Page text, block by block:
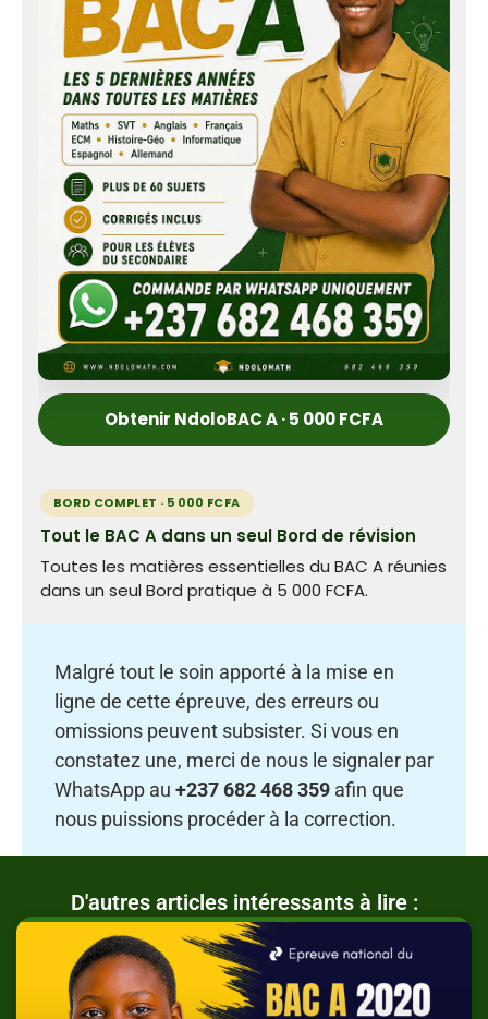
Obtenir NdoloBAC A · 5 000 FCFA
BORD COMPLET · 5 000 FCFA
Tout le BAC A dans un seul Bord de révision
Toutes les matières essentielles du BAC A réunies
dans un seul Bord pratique à 5 000 FCFA.
Malgré tout le soin apporté à la mise en
ligne de cette épreuve, des erreurs ou
omissions peuvent subsister. Si vous en
constatez une, merci de nous le signaler par
WhatsApp au +237 682 468 359 afin que
nous puissions procéder à la correction.
D'autres articles intéressants à lire :